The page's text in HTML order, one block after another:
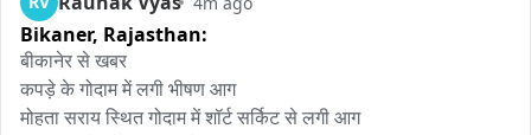
Bikaner, Rajasthan:
बीकानेर से खबर
कपड़े के गोदाम में लगी भीषण आग
मोहता सराय स्थित गोदाम में शॉर्ट सर्किट से लगी आग